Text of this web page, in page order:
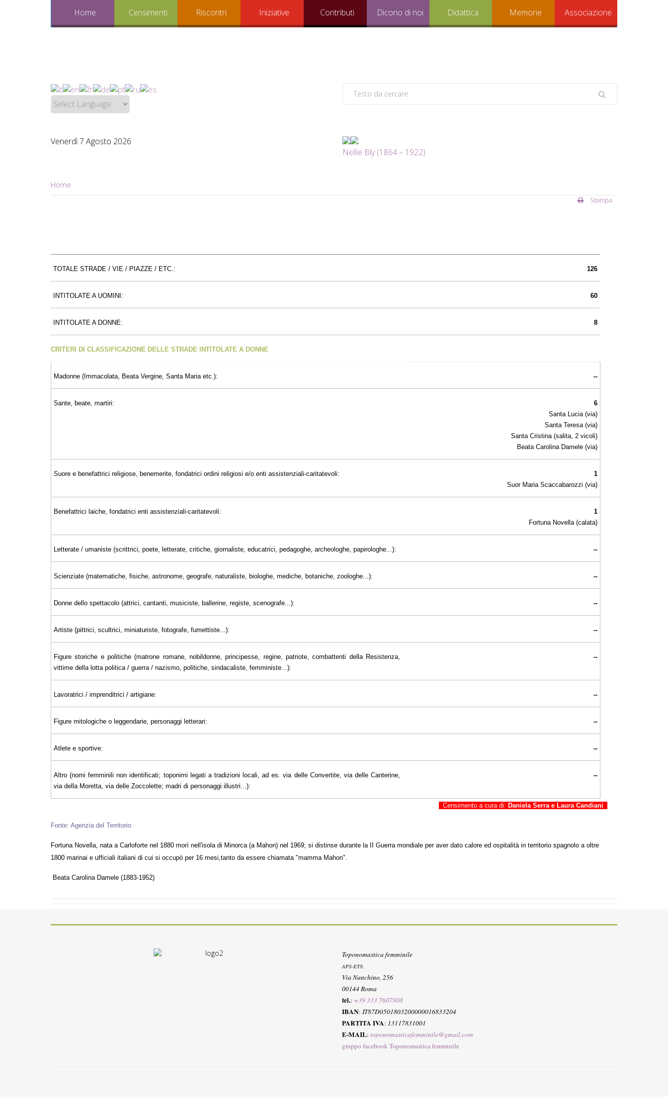
Home Censimenti Riscontri Iniziative Contributi Dicono di noi Didattica Memorie Associazione
Venerdì 7 Agosto 2026
Nellie Bly (1864 – 1922)
Home
Stampa
TOTALE STRADE / VIE / PIAZZE / ETC.: 126
INTITOLATE A UOMINI: 60
INTITOLATE A DONNE: 8
CRITERI DI CLASSIFICAZIONE DELLE STRADE INTITOLATE A DONNE
Madonne (Immacolata, Beata Vergine, Santa Maria etc.): --
Sante, beate, martiri:
6
Santa Lucia (via)
Santa Teresa (via)
Santa Cristina (salita, 2 vicoli)
Beata Carolina Damele (via)
Suore e benefattrici religiose, benemerite, fondatrici ordini religiosi e/o enti assistenziali-caritatevoli:
1
Suor Maria Scaccabarozzi (via)
Benefattrici laiche, fondatrici enti assistenziali-caritatevoli:
1
Fortuna Novella (calata)
Letterate / umaniste (scrittrici, poete, letterate, critiche, giornaliste, educatrici, pedagoghe, archeologhe, papirologhe...): --
Scienziate (matematiche, fisiche, astronome, geografe, naturaliste, biologhe, mediche, botaniche, zoologhe...): --
Donne dello spettacolo (attrici, cantanti, musiciste, ballerine, registe, scenografe...): --
Artiste (pittrici, scultrici, miniaturiste, fotografe, fumettiste...): --
Figure storiche e politiche (matrone romane, nobildonne, principesse, regine, patriote, combattenti della Resistenza,
vittime della lotta politica / guerra / nazismo, politiche, sindacaliste, femministe...):
--
Lavoratrici / imprenditrici / artigiane: --
Figure mitologiche o leggendarie, personaggi letterari: --
Atlete e sportive: --
Altro (nomi femminili non identificati; toponimi legati a tradizioni locali, ad es. via delle Convertite, via delle Canterine,
via della Moretta, via delle Zoccolette; madri di personaggi illustri...):
--
Censimento a cura di: Daniela Serra e Laura Candiani
Fonte: Agenzia del Territorio
Fortuna Novella, nata a Carloforte nel 1880 morì nell'isola di Minorca (a Mahon) nel 1969; si distinse durante la II Guerra mondiale per aver dato calore ed ospitalità in territorio spagnolo a oltre
1800 marinai e ufficiali italiani di cui si occupò per 16 mesi,tanto da essere chiamata "mamma Mahon".
Beata Carolina Damele (1883-1952)
Toponomastica femminile
APS-ETS:
Via Nanchino, 256
00144 Roma
tel.: +39 333 7607808
IBAN: IT87D0501803200000016833204
PARTITA IVA: 13117831001
E-MAIL: toponomasticafemminile@gmail.com
gruppo facebook Toponomastica femminile